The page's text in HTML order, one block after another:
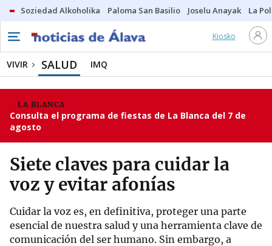
Soziedad Alkoholika Paloma San Basilio Joselu Anayak La
Kiosko
VIVIR SALUD IMQ
LA BLANCA
Consulta el programa de fiestas de La Blanca del 7 de
agosto
Siete claves para cuidar la
voz y evitar afonías
Cuidar la voz es, en definitiva, proteger una parte
esencial de nuestra salud y una herramienta clave de
comunicación del ser humano. Sin embargo, a